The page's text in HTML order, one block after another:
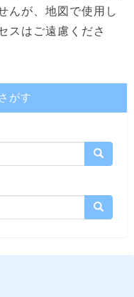
んが、地図で使用し
スはご遠慮くださ
がす